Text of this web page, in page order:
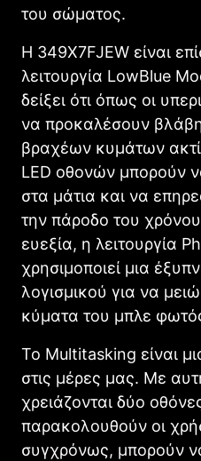
του σώματος.
Η 349X7FJEW είναι
λειτουργία LowBlue
δείξει ότι όπως οι
να προκαλέσουν βλάβη
βραχέων κυμάτων
LED οθονών μπορούν
στα μάτια και να
την πάροδο του
ευεξία, η λειτουργία
χρησιμοποιεί μια
λογισμικού για να
κύματα του μπλε
Το Multitasking είναι
στις μέρες μας. Με
χρειάζονται δύο
παρακολουθούν οι
συγχρόνως, μπορούν